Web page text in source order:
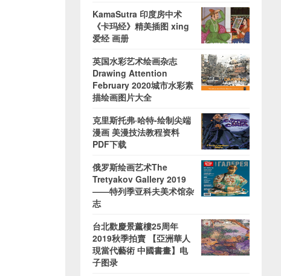
KamaSutra 印度房中术
《卡玛经》精美插图 xing
爱经 画册
英国水彩艺术绘画杂志
Drawing Attention
February 2020城市水彩素
描绘画图片大全
克里斯托弗·哈特-绘制尖端
漫画 美漫技法教程资料
PDF下载
俄罗斯绘画艺术The
Tretyakov Gallery 2019
——特列季亚科夫美术馆杂
志
台北歡慶景薰樓25周年
2019秋季拍賣 【亞洲華人
現當代藝術 中國書畫】电
子图录